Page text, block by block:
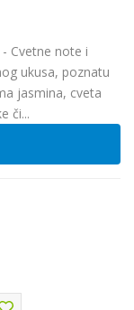
- Cvetne note i
ukusa, poznatu
jasmina, cveta
či...